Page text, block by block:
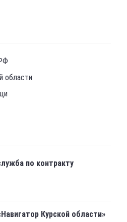
области
по контракту
Курской области»